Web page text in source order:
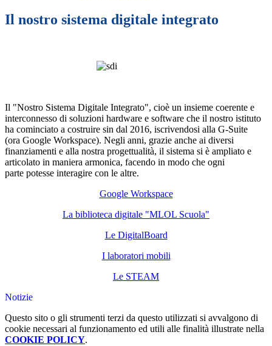
Il nostro sistema digitale integrato
Il "Nostro Sistema Digitale Integrato", cioè un insieme coerente e
interconnesso di soluzioni hardware e software che il nostro istituto
ha cominciato a costruire sin dal 2016, iscrivendosi alla G-Suite
(ora Google Workspace). Negli anni, grazie anche ai diversi
finanziamenti e alla nostra progettualità, il sistema si è ampliato e
articolato in maniera armonica, facendo in modo che ogni
parte potesse interagire con le altre.
Google Workspace
La biblioteca digitale "MLOL Scuola"
Le DigitalBoard
I laboratori mobili
Le STEAM
Notizie
Questo sito o gli strumenti terzi da questo utilizzati si avvalgono di
cookie necessari al funzionamento ed utili alle finalità illustrate nella
COOKIE POLICY.